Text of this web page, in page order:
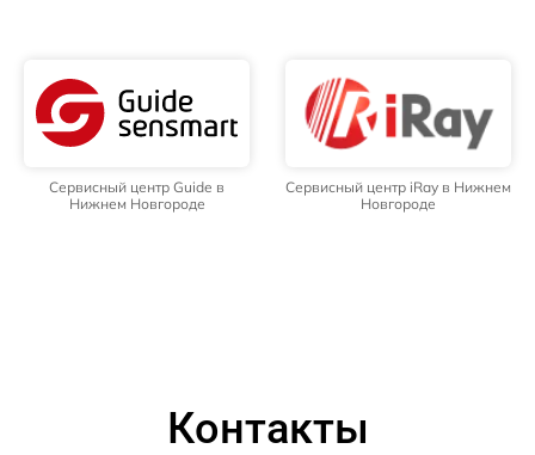
Сервисный центр Guide в
Нижнем Новгороде
Сервисный центр iRay в Нижнем
Новгороде
Контакты